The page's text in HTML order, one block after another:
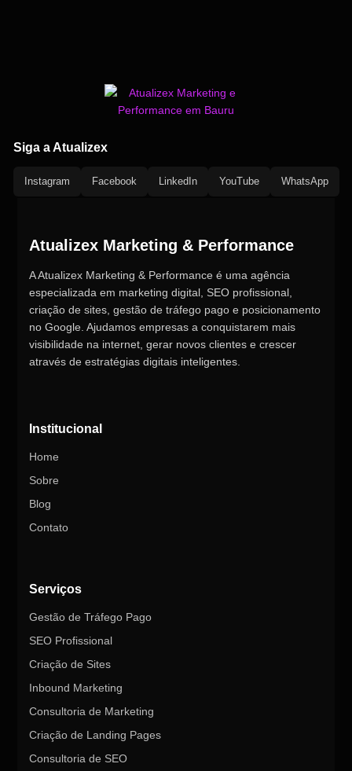
Siga a Atualizex
Instagram Facebook LinkedIn YouTube WhatsApp
Atualizex Marketing & Performance
A Atualizex Marketing & Performance é uma agência
especializada em marketing digital, SEO profissional,
criação de sites, gestão de tráfego pago e posicionamento
no Google. Ajudamos empresas a conquistarem mais
visibilidade na internet, gerar novos clientes e crescer
através de estratégias digitais inteligentes.
Institucional
Home
Sobre
Blog
Contato
Serviços
Gestão de Tráfego Pago
SEO Profissional
Criação de Sites
Inbound Marketing
Consultoria de Marketing
Criação de Landing Pages
Consultoria de SEO